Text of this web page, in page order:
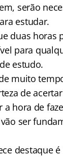
serão
estudar.
duas horas
para
estudo.
muito
de
hora de
ser
destaque